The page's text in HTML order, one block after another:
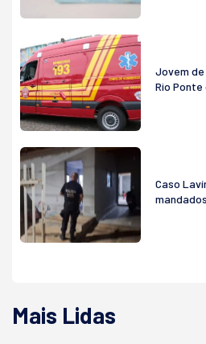
Jovem
Rio Ponte
Caso
Mais Lidas